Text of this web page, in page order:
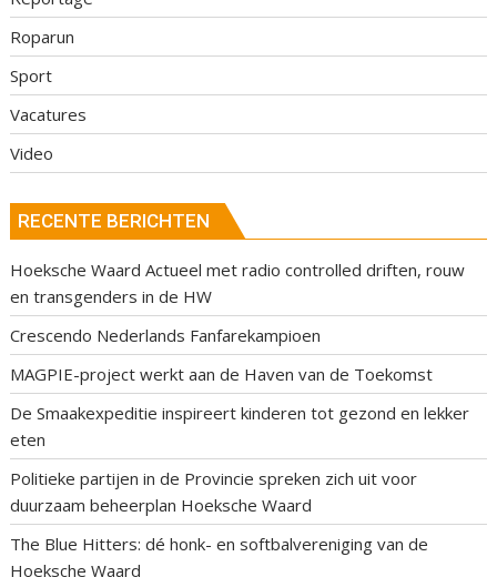
Roparun
Sport
Vacatures
Video
RECENTE BERICHTEN
Hoeksche Waard Actueel met radio controlled driften, rouw
en transgenders in de HW
Crescendo Nederlands Fanfarekampioen
MAGPIE-project werkt aan de Haven van de Toekomst
De Smaakexpeditie inspireert kinderen tot gezond en lekker
eten
Politieke partijen in de Provincie spreken zich uit voor
duurzaam beheerplan Hoeksche Waard
The Blue Hitters: dé honk- en softbalvereniging van de
Hoeksche Waard